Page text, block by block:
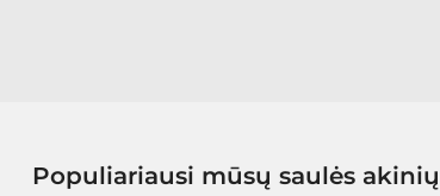
Populiariausi mūsų saulės